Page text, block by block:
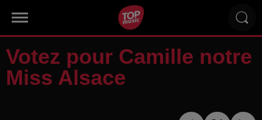
Votez pour Camille notre
Miss Alsace